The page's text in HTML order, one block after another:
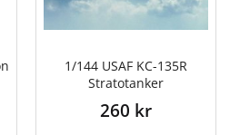
1/144 USAF KC-135R
Stratotanker
260 kr